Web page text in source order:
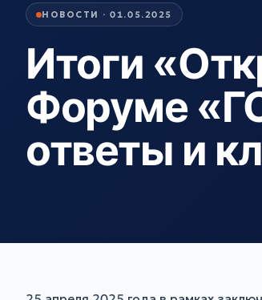
НОВОСТИ · 01.05.2025
Итоги
Форуме
ответы и